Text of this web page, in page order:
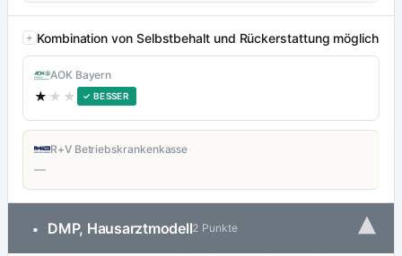
Kombination von Selbstbehalt und Rückerstattung möglich
AOK Bayern
★ ★★ ✓ BESSER
R+V Betriebskrankenkasse
—
• DMP, Hausarztmodell2 Punkte ▾